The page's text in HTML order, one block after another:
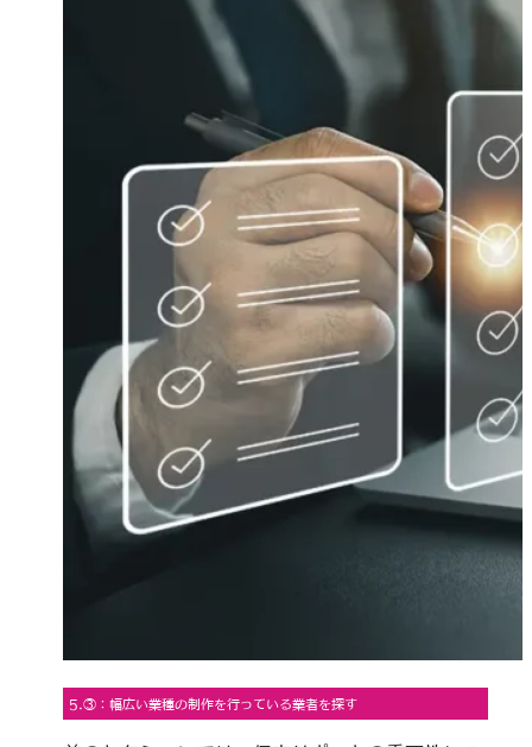
5.③：幅広い業種の制作を行っている業者を探す